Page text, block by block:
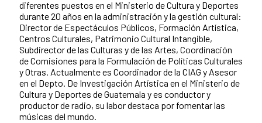
diferentes puestos en el Ministerio de Cultura y Deportes
durante 20 años en la administración y la gestión cultural:
Director de Espectáculos Públicos, Formación Artística,
Centros Culturales, Patrimonio Cultural Intangible,
Subdirector de las Culturas y de las Artes, Coordinación
de Comisiones para la Formulación de Políticas Culturales
y Otras. Actualmente es Coordinador de la CIAG y Asesor
en el Depto. De Investigación Artística en el Ministerio de
Cultura y Deportes de Guatemala y es conductor y
productor de radio, su labor destaca por fomentar las
músicas del mundo.